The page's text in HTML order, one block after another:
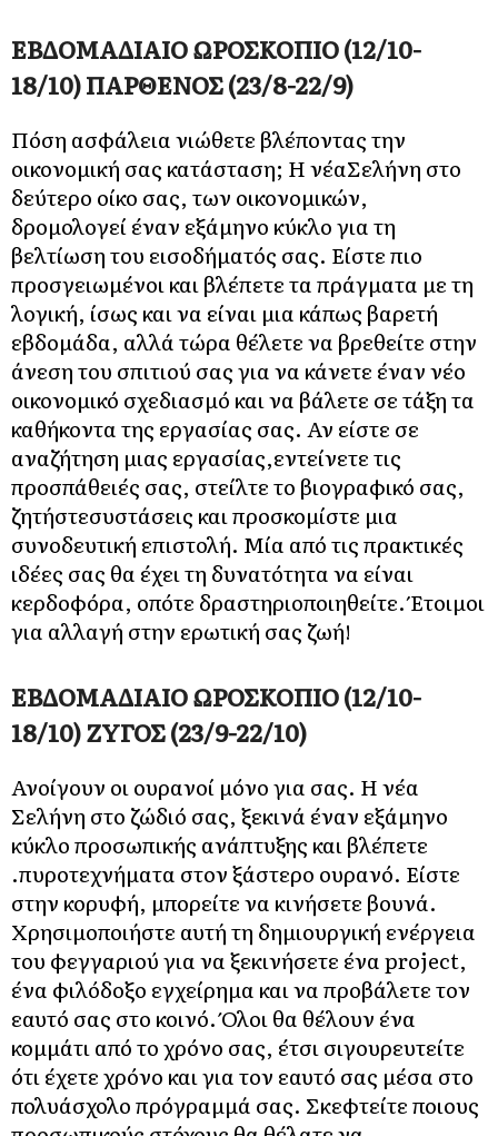
ΕΒΔΟΜΑΔΙΑΙΟ ΩΡΟΣΚΟΠΙΟ (12/10-
18/10) ΠΑΡΘΕΝΟΣ (23/8-22/9)
Πόση ασφάλεια νιώθετε βλέποντας την
οικονομική σας κατάσταση; Η νέαΣελήνη στο
δεύτερο οίκο σας, των οικονομικών,
δρομολογεί έναν εξάμηνο κύκλο για τη
βελτίωση του εισοδήματός σας. Είστε πιο
προσγειωμένοι και βλέπετε τα πράγματα με τη
λογική, ίσως και να είναι μια κάπως βαρετή
εβδομάδα, αλλά τώρα θέλετε να βρεθείτε στην
άνεση του σπιτιού σας για να κάνετε έναν νέο
οικονομικό σχεδιασμό και να βάλετε σε τάξη τα
καθήκοντα της εργασίας σας. Αν είστε σε
αναζήτηση μιας εργασίας,εντείνετε τις
προσπάθειές σας, στείλτε το βιογραφικό σας,
ζητήστεσυστάσεις και προσκομίστε μια
συνοδευτική επιστολή. Μία από τις πρακτικές
ιδέες σας θα έχει τη δυνατότητα να είναι
κερδοφόρα, οπότε δραστηριοποιηθείτε. Έτοιμοι
για αλλαγή στην ερωτική σας ζωή!
ΕΒΔΟΜΑΔΙΑΙΟ ΩΡΟΣΚΟΠΙΟ (12/10-
18/10) ΖΥΓΟΣ (23/9-22/10)
Ανοίγουν οι ουρανοί μόνο για σας. Η νέα
Σελήνη στο ζώδιό σας, ξεκινά έναν εξάμηνο
κύκλο προσωπικής ανάπτυξης και βλέπετε
.πυροτεχνήματα στον ξάστερο ουρανό. Είστε
στην κορυφή, μπορείτε να κινήσετε βουνά.
Χρησιμοποιήστε αυτή τη δημιουργική ενέργεια
του φεγγαριού για να ξεκινήσετε ένα project,
ένα φιλόδοξο εγχείρημα και να προβάλετε τον
εαυτό σας στο κοινό. Όλοι θα θέλουν ένα
κομμάτι από το χρόνο σας, έτσι σιγουρευτείτε
ότι έχετε χρόνο και για τον εαυτό σας μέσα στο
πολυάσχολο πρόγραμμά σας. Σκεφτείτε ποιους